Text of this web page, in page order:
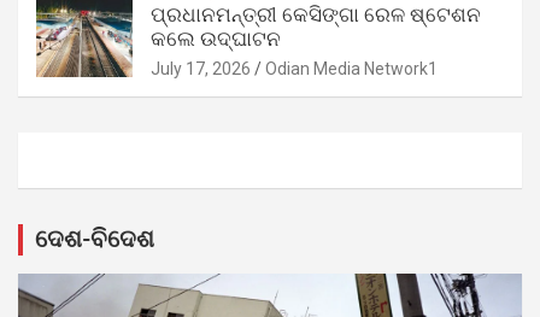
ପ୍ରଧାନମନ୍ତ୍ରୀ କେସିଙ୍ଗା ରେଳ ଷ୍ଟେଶନ
କଲେ ଉଦ୍‌ଘାଟନ
July 17, 2026 Odian Media Network1
ଦେଶ-ବିଦେଶ